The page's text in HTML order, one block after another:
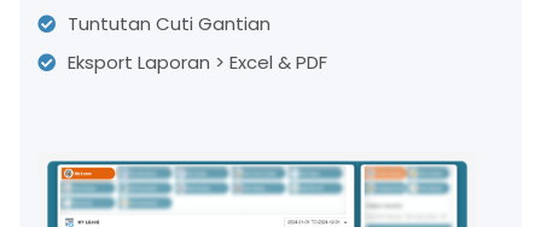
Tuntutan Cuti Gantian
Eksport Laporan > Excel & PDF